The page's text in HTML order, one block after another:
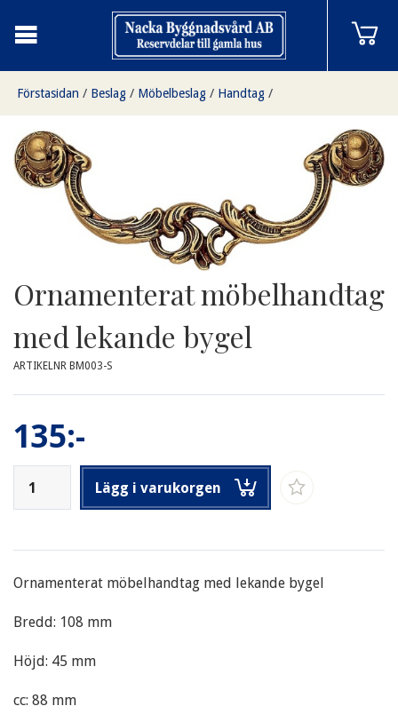
Förstasidan / Beslag / Möbelbeslag / Handtag /
Ornamenterat möbelhandtag med lekande bygel
Ornamenterat möbelhandtag
med lekande bygel
ARTIKELNR BM003-S
135:-
Lägg i varukorgen
Ornamenterat möbelhandtag med lekande bygel
Bredd: 108 mm
Höjd: 45 mm
cc: 88 mm